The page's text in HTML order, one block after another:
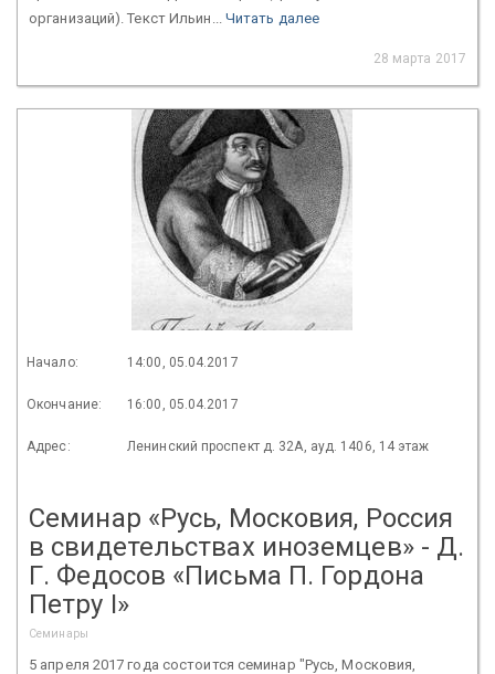
организаций). Текст Ильин... Читать далее
28 марта 2017
Начало: 14:00, 05.04.2017
Окончание: 16:00, 05.04.2017
Адрес: Ленинский проспект д. 32А, ауд. 1406, 14 этаж
Семинар «Русь, Московия, Россия
в свидетельствах иноземцев» - Д.
Г. Федосов «Письма П. Гордона
Петру I»
Семинары
5 апреля 2017 года состоится семинар "Русь, Московия,